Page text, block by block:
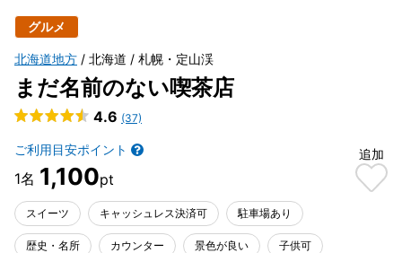
グルメ
北海道地方 北海道 札幌・定山渓
まだ名前のない喫茶店
4.6 (37)
ご利用目安ポイント
1,100
追加
スイーツ キャッシュレス決済可 駐車場あり
歴史・名所 カウンター 景色が良い 子供可